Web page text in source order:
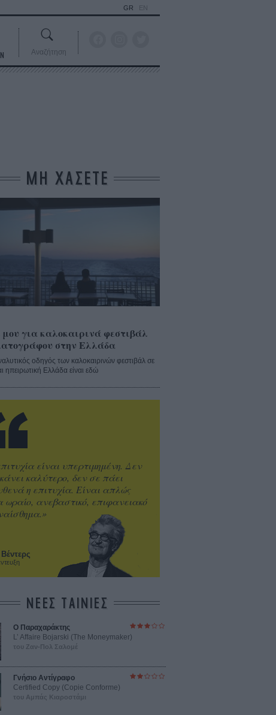
GR EN
Αναζήτηση
ΜΗ ΧΑΣΕΤΕ
για καλοκαιρινά φεστιβάλ
στην Ελλάδα
οδηγός των καλοκαιρινών φεστιβάλ σε
ηπειρωτική Ελλάδα είναι εδώ
Βέντερς
είναι υπερτιμημένη. Δεν
καλύτερο, δεν σε πάει
η επιτυχία. Είναι απλώς
ωραίο, ανεβαστικό, επιφανειακό
ΝΕΕΣ ΤΑΙΝΙΕΣ
Ο Παραχαράκτης
L’ Affaire Bojarski (The Moneymaker)
του Ζαν-Πολ Σαλομέ
Γνήσιο Αντίγραφο
Certified Copy (Copie Conforme)
του Αμπάς Κιαροστάμι